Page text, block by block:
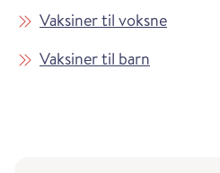
Vaksiner til voksne
Vaksiner til barn